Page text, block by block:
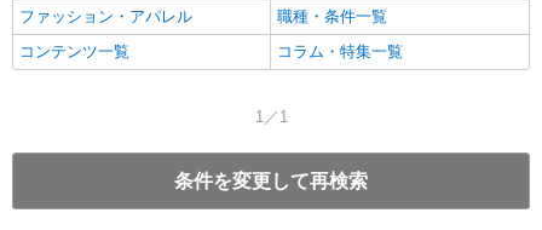
ファッション・アパレル
職種・条件一覧
コンテンツ一覧
コラム・特集一覧
1／1
条件を変更して再検索